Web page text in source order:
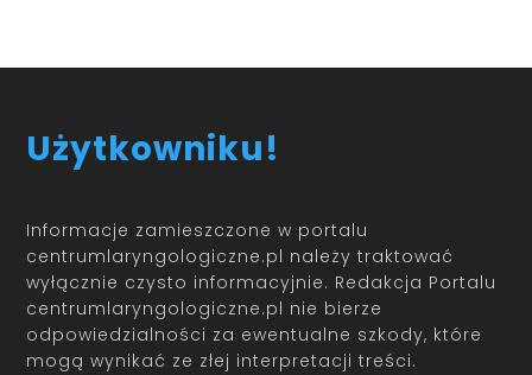
Użytkowniku!
Informacje zamieszczone w portalu
centrumlaryngologiczne.pl należy traktować
wyłącznie czysto informacyjnie. Redakcja Portalu
centrumlaryngologiczne.pl nie bierze
odpowiedzialności za ewentualne szkody, które
mogą wynikać ze złej interpretacji treści.